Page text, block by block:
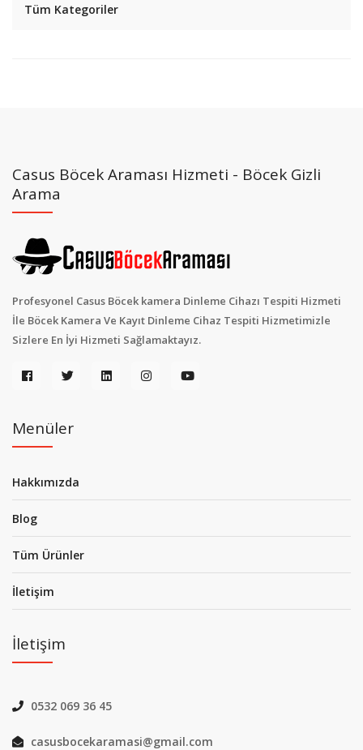
Tüm Kategoriler
Casus Böcek Araması Hizmeti - Böcek Gizli
Arama
Profesyonel Casus Böcek kamera Dinleme Cihazı Tespiti Hizmeti
İle Böcek Kamera Ve Kayıt Dinleme Cihaz Tespiti Hizmetimizle
Sizlere En İyi Hizmeti Sağlamaktayız.
Menüler
Hakkımızda
Blog
Tüm Ürünler
İletişim
İletişim
0532 069 36 45
casusbocekaramasi@gmail.com